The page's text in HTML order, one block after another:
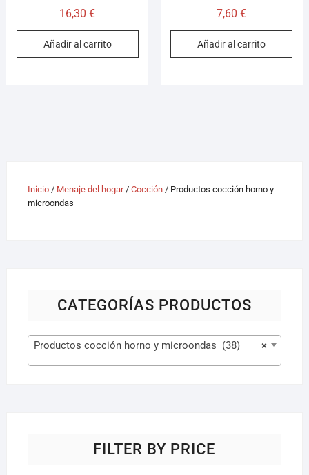
16,30€
Añadir al carrito
7,60€
Añadir al carrito
Inicio/ Menaje del hogar/ Cocción/ Productos cocción horno y
microondas
CATEGORÍAS PRODUCTOS
×
Productos cocción horno y microondas (38)
FILTER BY PRICE